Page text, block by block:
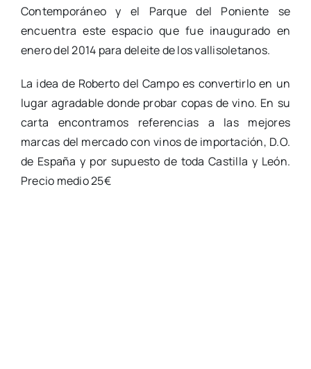
Contemporáneo y el Parque del Poniente se
encuentra este espacio que fue inaugurado en
enero del 2014 para deleite de los vallisoletanos.
La idea de Roberto del Campo es convertirlo en un
lugar agradable donde probar copas de vino. En su
carta encontramos referencias a las mejores
marcas del mercado con vinos de importación, D.O.
de España y por supuesto de toda Castilla y León.
Precio medio 25€